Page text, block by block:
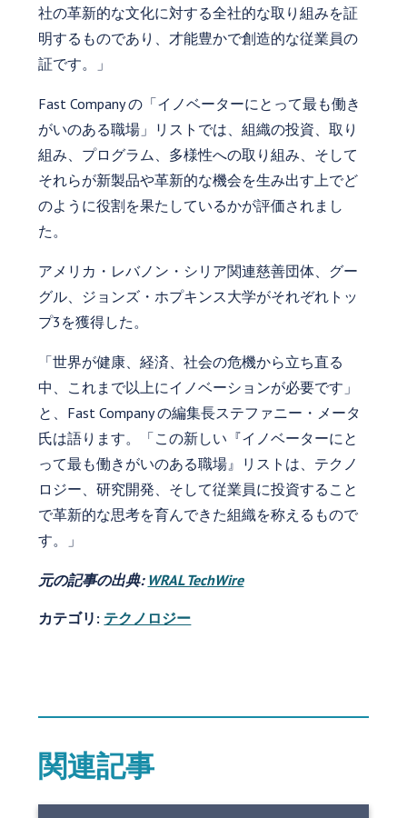
社の革新的な文化に対する全社的な取り組みを証
明するものであり、才能豊かで創造的な従業員の
証です。」
Fast Company の「イノベーターにとって最も働き
がいのある職場」リストでは、組織の投資、取り
組み、プログラム、多様性への取り組み、そして
それらが新製品や革新的な機会を生み出す上でど
のように役割を果たしているかが評価されまし
た。
アメリカ・レバノン・シリア関連慈善団体、グー
グル、ジョンズ・ホプキンス大学がそれぞれトッ
プ3を獲得した。
「世界が健康、経済、社会の危機から立ち直る
中、これまで以上にイノベーションが必要です」
と、Fast Company の編集長ステファニー・メータ
氏は語ります。「この新しい『イノベーターにと
って最も働きがいのある職場』リストは、テクノ
ロジー、研究開発、そして従業員に投資すること
で革新的な思考を育んできた組織を称えるもので
す。」
元の記事の出典: WRAL TechWire
カテゴリ: テクノロジー
関連記事